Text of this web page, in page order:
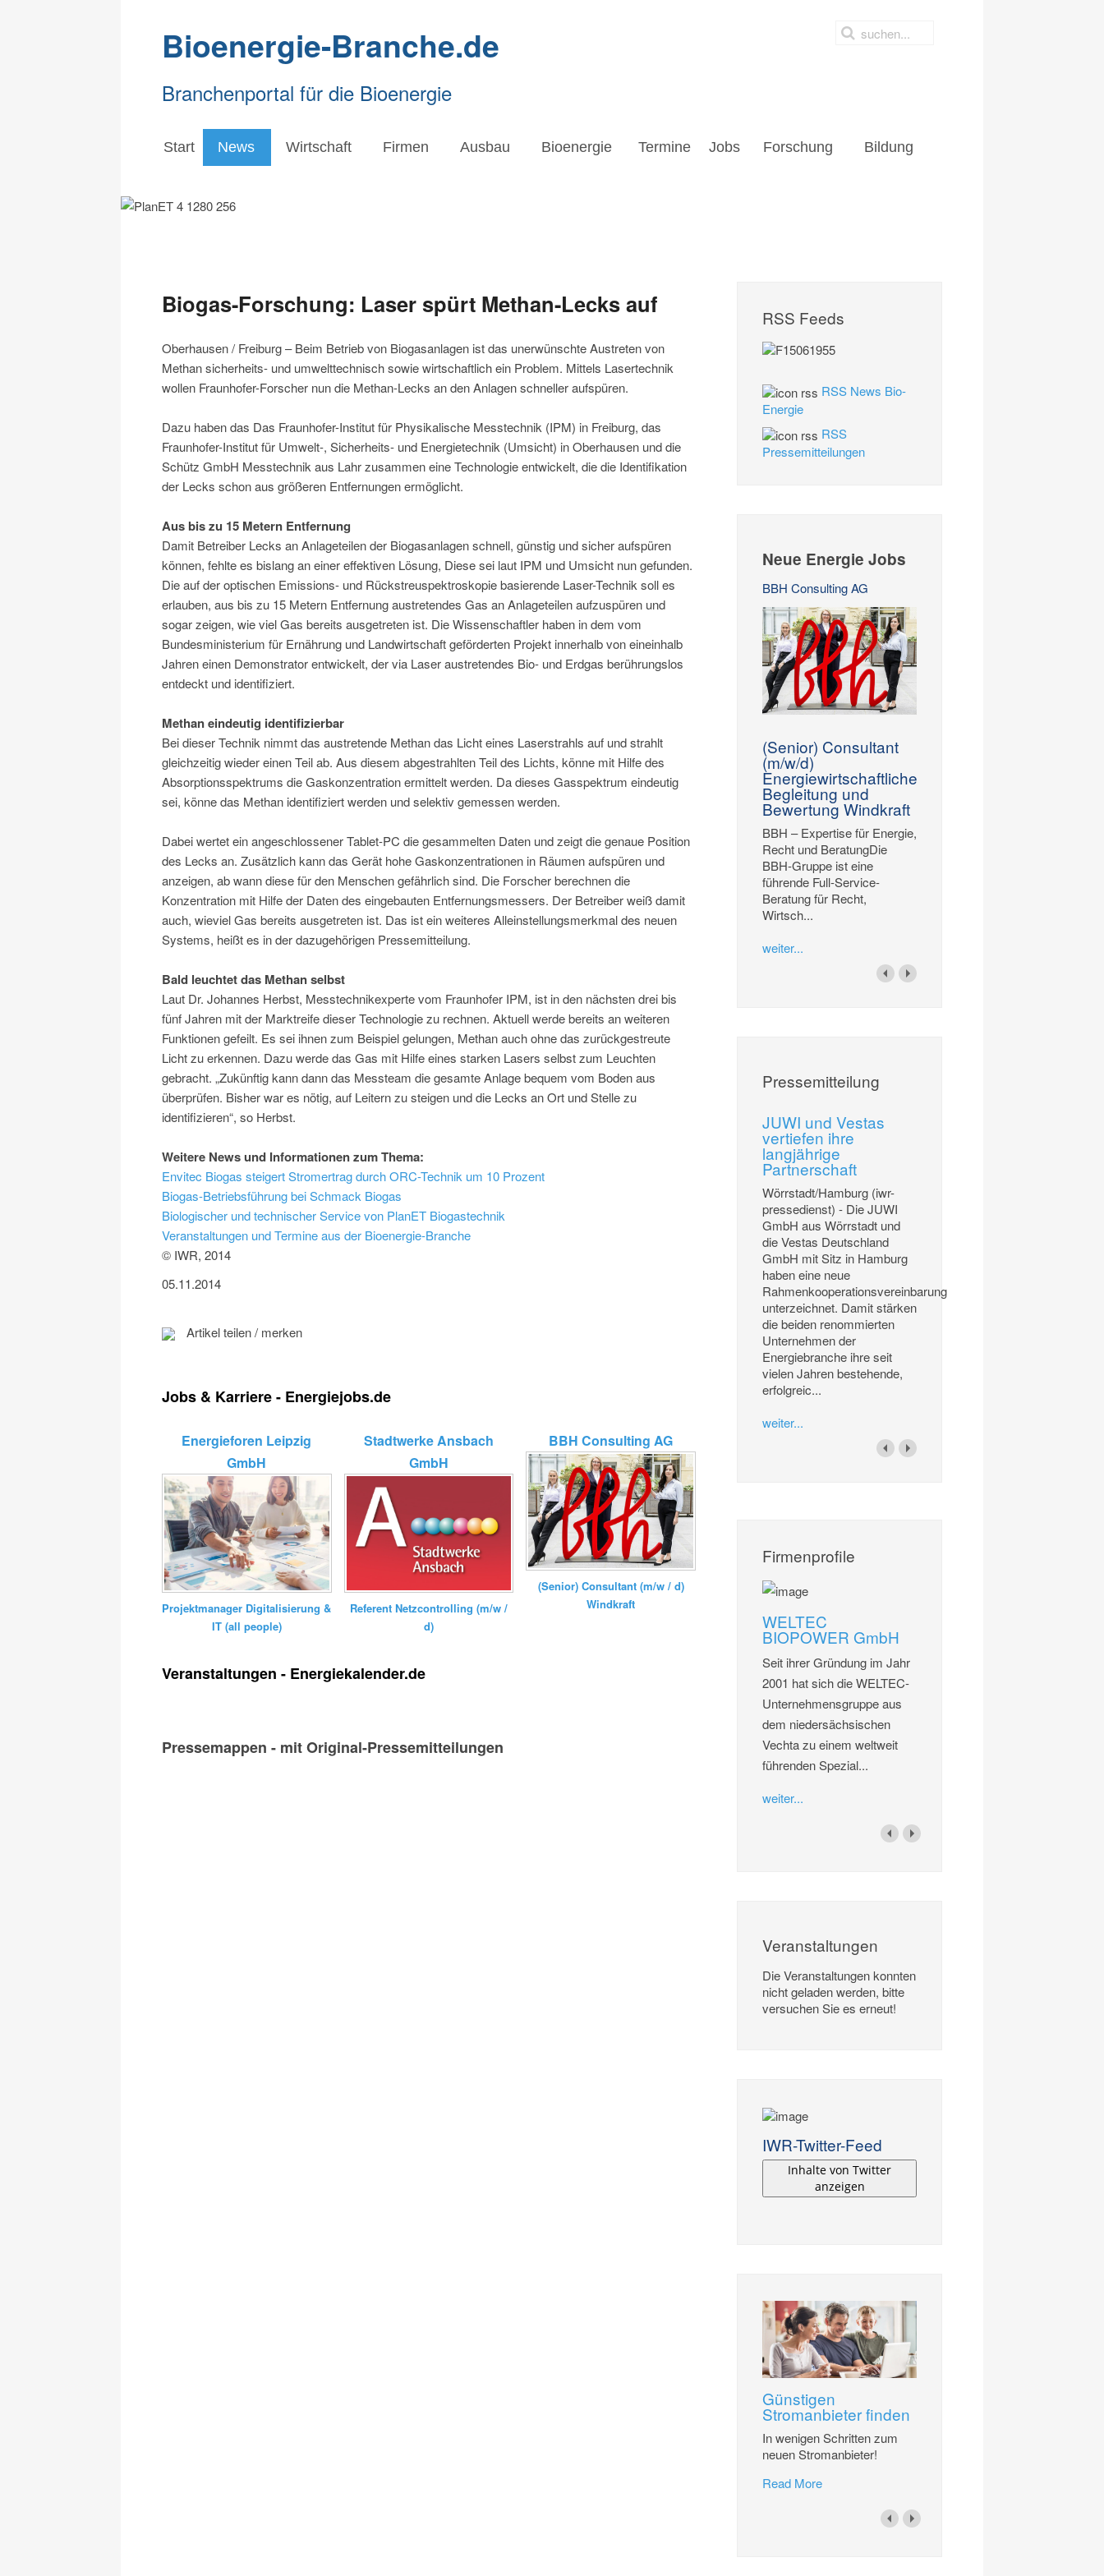
Bioenergie-Branche.de
Branchenportal für die Bioenergie
Start News Wirtschaft Firmen Ausbau Bioenergie Termine Jobs Forschung Bildung
Biogas-Forschung: Laser spürt Methan-Lecks auf
Oberhausen / Freiburg – Beim Betrieb von Biogasanlagen ist das unerwünschte Austreten von
Methan sicherheits- und umwelttechnisch sowie wirtschaftlich ein Problem. Mittels Lasertechnik
wollen Fraunhofer-Forscher nun die Methan-Lecks an den Anlagen schneller aufspüren.
Dazu haben das Das Fraunhofer-Institut für Physikalische Messtechnik (IPM) in Freiburg, das
Fraunhofer-Institut für Umwelt-, Sicherheits- und Energietechnik (Umsicht) in Oberhausen und die
Schütz GmbH Messtechnik aus Lahr zusammen eine Technologie entwickelt, die die Identifikation
der Lecks schon aus größeren Entfernungen ermöglicht.
Aus bis zu 15 Metern Entfernung
Damit Betreiber Lecks an Anlageteilen der Biogasanlagen schnell, günstig und sicher aufspüren
können, fehlte es bislang an einer effektiven Lösung, Diese sei laut IPM und Umsicht nun gefunden.
Die auf der optischen Emissions- und Rückstreuspektroskopie basierende Laser-Technik soll es
erlauben, aus bis zu 15 Metern Entfernung austretendes Gas an Anlageteilen aufzuspüren und
sogar zeigen, wie viel Gas bereits ausgetreten ist. Die Wissenschaftler haben in dem vom
Bundesministerium für Ernährung und Landwirtschaft geförderten Projekt innerhalb von eineinhalb
Jahren einen Demonstrator entwickelt, der via Laser austretendes Bio- und Erdgas berührungslos
entdeckt und identifiziert.
Methan eindeutig identifizierbar
Bei dieser Technik nimmt das austretende Methan das Licht eines Laserstrahls auf und strahlt
gleichzeitig wieder einen Teil ab. Aus diesem abgestrahlten Teil des Lichts, könne mit Hilfe des
Absorptionsspektrums die Gaskonzentration ermittelt werden. Da dieses Gasspektrum eindeutig
sei, könne das Methan identifiziert werden und selektiv gemessen werden.
Dabei wertet ein angeschlossener Tablet-PC die gesammelten Daten und zeigt die genaue Position
des Lecks an. Zusätzlich kann das Gerät hohe Gaskonzentrationen in Räumen aufspüren und
anzeigen, ab wann diese für den Menschen gefährlich sind. Die Forscher berechnen die
Konzentration mit Hilfe der Daten des eingebauten Entfernungsmessers. Der Betreiber weiß damit
auch, wieviel Gas bereits ausgetreten ist. Das ist ein weiteres Alleinstellungsmerkmal des neuen
Systems, heißt es in der dazugehörigen Pressemitteilung.
Bald leuchtet das Methan selbst
Laut Dr. Johannes Herbst, Messtechnikexperte vom Fraunhofer IPM, ist in den nächsten drei bis
fünf Jahren mit der Marktreife dieser Technologie zu rechnen. Aktuell werde bereits an weiteren
Funktionen gefeilt. Es sei ihnen zum Beispiel gelungen, Methan auch ohne das zurückgestreute
Licht zu erkennen. Dazu werde das Gas mit Hilfe eines starken Lasers selbst zum Leuchten
gebracht. „Zukünftig kann dann das Messteam die gesamte Anlage bequem vom Boden aus
überprüfen. Bisher war es nötig, auf Leitern zu steigen und die Lecks an Ort und Stelle zu
identifizieren“, so Herbst.
Weitere News und Informationen zum Thema:
Envitec Biogas steigert Stromertrag durch ORC-Technik um 10 Prozent
Biogas-Betriebsführung bei Schmack Biogas
Biologischer und technischer Service von PlanET Biogastechnik
Veranstaltungen und Termine aus der Bioenergie-Branche
© IWR, 2014
05.11.2014
Artikel teilen / merken
Jobs & Karriere - Energiejobs.de
Energieforen Leipzig
GmbH
Projektmanager Digitalisierung &
IT (all people)
Stadtwerke Ansbach
GmbH
Referent Netzcontrolling (m/w /
d)
BBH Consulting AG
(Senior) Consultant (m/w / d)
Windkraft
Veranstaltungen - Energiekalender.de
Pressemappen - mit Original-Pressemitteilungen
RSS Feeds
RSS News Bio-
Energie
RSS
Pressemitteilungen
Neue Energie Jobs
BBH Consulting AG
(Senior) Consultant
(m/w/d)
Energiewirtschaftliche
Begleitung und
Bewertung Windkraft
BBH – Expertise für Energie,
Recht und BeratungDie
BBH-Gruppe ist eine
führende Full-Service-
Beratung für Recht,
Wirtsch...
weiter...
Pressemitteilung
JUWI und Vestas
vertiefen ihre
langjährige
Partnerschaft
Wörrstadt/Hamburg (iwr-
pressedienst) - Die JUWI
GmbH aus Wörrstadt und
die Vestas Deutschland
GmbH mit Sitz in Hamburg
haben eine neue
Rahmenkooperationsvereinbarung
unterzeichnet. Damit stärken
die beiden renommierten
Unternehmen der
Energiebranche ihre seit
vielen Jahren bestehende,
erfolgreic...
weiter...
Firmenprofile
WELTEC
BIOPOWER GmbH
Seit ihrer Gründung im Jahr
2001 hat sich die WELTEC-
Unternehmensgruppe aus
dem niedersächsischen
Vechta zu einem weltweit
führenden Spezial...
weiter...
Veranstaltungen
Die Veranstaltungen konnten
nicht geladen werden, bitte
versuchen Sie es erneut!
IWR-Twitter-Feed
Inhalte von Twitter
anzeigen
Günstigen
Stromanbieter finden
In wenigen Schritten zum
neuen Stromanbieter!
Read More